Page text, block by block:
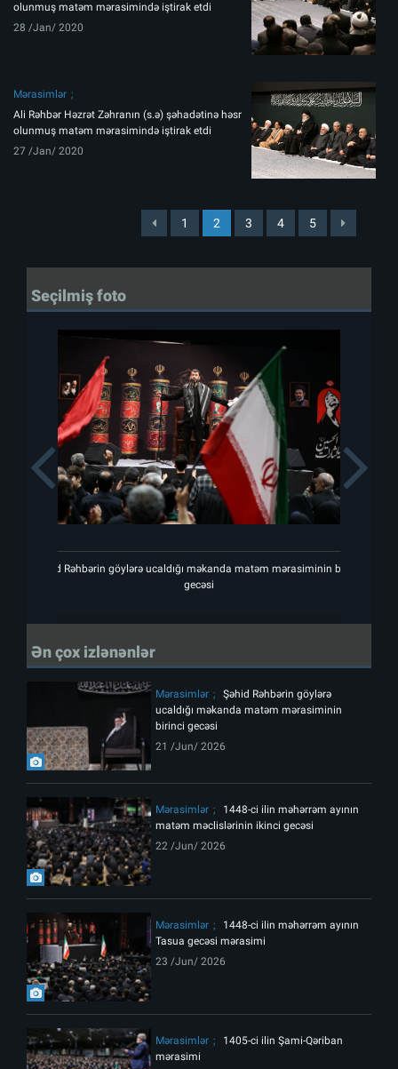
olunmuş matəm mərasimində iştirak etdi
28 /Jan/ 2020
Mərasimlər
Ali Rəhbər Həzrət Zəhranın (s.ə) şəhadətinə həsr
olunmuş matəm mərasimində iştirak etdi
27 /Jan/ 2020
1 2 3 4 5
Seçilmiş foto
Şəhid Rəhbərin göylərə ucaldığı məkanda matəm mərasiminin birinci
gecəsi
Previous
Ən çox izlənənlər
Mərasimlər
Şəhid Rəhbərin göylərə
ucaldığı məkanda matəm mərasiminin
birinci gecəsi
21 /Jun/ 2026
Mərasimlər
1448-ci ilin məhərrəm ayının
matəm məclislərinin ikinci gecəsi
22 /Jun/ 2026
Mərasimlər
1448-ci ilin məhərrəm ayının
Tasua gecəsi mərasimi
23 /Jun/ 2026
Mərasimlər
1405-ci ilin Şami-Qəriban
mərasimi